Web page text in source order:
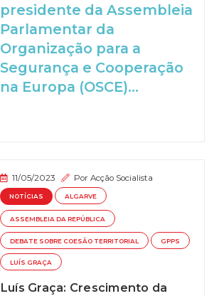
presidente da Assembleia
Parlamentar da
Organização para a
Segurança e Cooperação
na Europa (OSCE)...
11/05/2023 PorAcção Socialista
NOTÍCIAS ALGARVE
ASSEMBLEIA DA REPÚBLICA
DEBATE SOBRE COESÃO TERRITORIAL GPPS
LUÍS GRAÇA
Luís Graça: Crescimento da